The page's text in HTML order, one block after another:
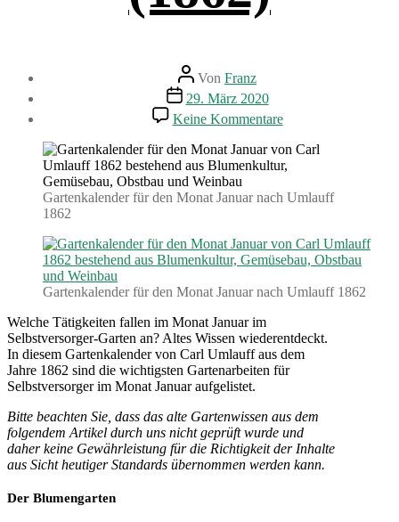
Beitragsautor
Von Franz
Beitragsdatum
29. März 2020
Keine Kommentarezu
Gartenarbeiten
im
Januar.
(1862)
Gartenkalender für den Monat Januar nach Umlauff
1862
Gartenkalender für den Monat Januar nach Umlauff 1862
Welche Tätigkeiten fallen im Monat Januar im
Selbstversorger-Garten an? Altes Wissen wiederentdeckt.
In diesem Gartenkalender von Carl Umlauff aus dem
Jahre 1862 sind die wichtigsten Gartenarbeiten für
Selbstversorger im Monat Januar aufgelistet.
Bitte beachten Sie, dass das alte Gartenwissen aus dem
folgendem Artikel durch uns nicht geprüft wurde und
daher keine Gewährleistung für die Richtigkeit der Inhalte
aus Sicht heutiger Standards übernommen werden kann.
Der Blumengarten